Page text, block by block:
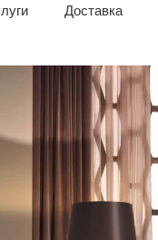
Доставка